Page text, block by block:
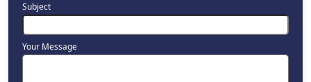
Subject
Your Message